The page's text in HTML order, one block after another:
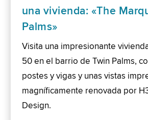
una vivienda: «The
Palms»
Visita una impresionante
50 en el barrio de Twin Palms,
postes y vigas y unas vistas
magníficamente renovada por
Design.